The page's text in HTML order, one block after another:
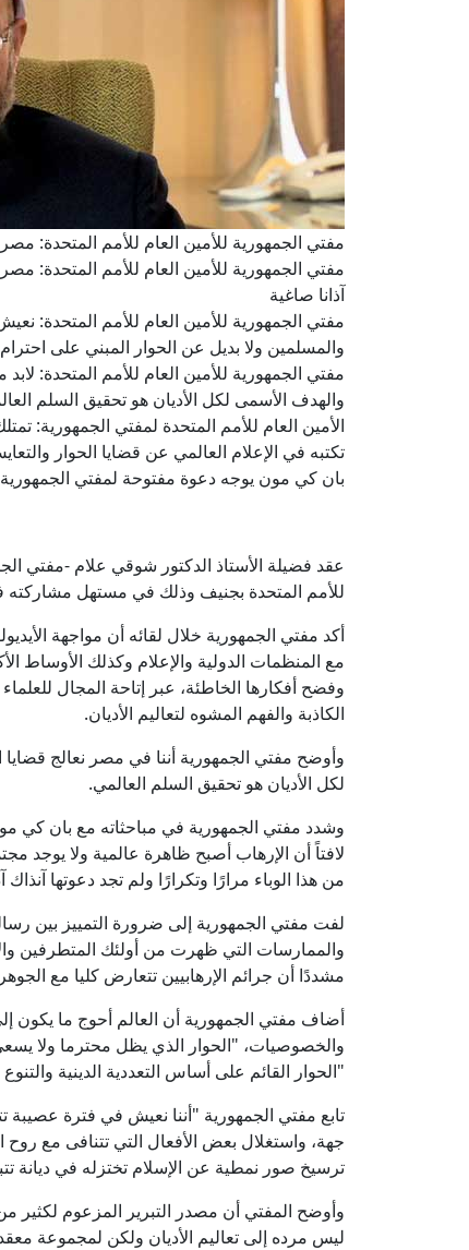
مفتي الجمهورية للأمين العام للأمم
مفتي الجمهورية للأمين العام للأمم المتحدة:
آذانا صاغية
مفتي الجمهورية للأمين العام للأمم المتحدة:
والمسلمين ولا بديل عن الحوار المبني على
مفتي الجمهورية للأمين العام للأمم المتحدة:
والهدف الأسمى لكل الأديان هو تحقيق السلم
الأمين العام للأمم المتحدة لمفتي الجمهورية:
تكتبه في الإعلام العالمي عن قضايا الحوار
بان كي مون يوجه دعوة مفتوحة لمفتي الجمهورية
عقد فضيلة الأستاذ الدكتور شوقي علام -مفتي
للأمم المتحدة بجنيف وذلك في مستهل
أكد مفتي الجمهورية خلال لقائه أن مواجهة
مع المنظمات الدولية والإعلام وكذلك الأوساط
وفضح أفكارها الخاطئة، عبر إتاحة المجال
الكاذبة والفهم المشوه لتعاليم الأديان.
وأوضح مفتي الجمهورية أننا في مصر نعالج
لكل الأديان هو تحقيق السلم العالمي.
وشدد مفتي الجمهورية في مباحثاته مع بان
لافتاً أن الإرهاب أصبح ظاهرة عالمية ولا يوجد
من هذا الوباء مرارًا وتكرارًا ولم تجد دعوتها آنذاك
لفت مفتي الجمهورية إلى ضرورة التمييز بين
والممارسات التي ظهرت من أولئك المتطرفين
مشددًا أن جرائم الإرهابيين تتعارض كليا مع
أضاف مفتي الجمهورية أن العالم أحوج ما يكون
والخصوصيات، "الحوار الذي يظل محترما ولا
"الحوار القائم على أساس التعددية الدينية
تابع مفتي الجمهورية "أننا نعيش في فترة عصيبة
جهة، واستغلال بعض الأفعال التي تتنافى مع
ترسيخ صور نمطية عن الإسلام تختزله في
وأوضح المفتي أن مصدر التبرير المزعوم
ليس مرده إلى تعاليم الأديان ولكن لمجموعة